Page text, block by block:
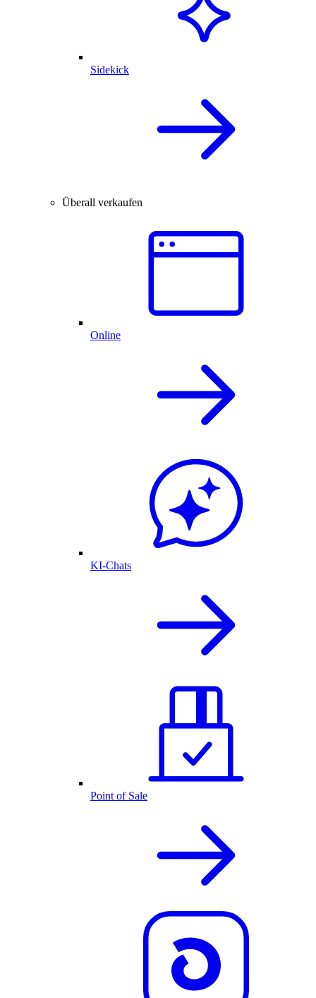
Sidekick
Überall verkaufen
Online
KI-Chats
Point of Sale